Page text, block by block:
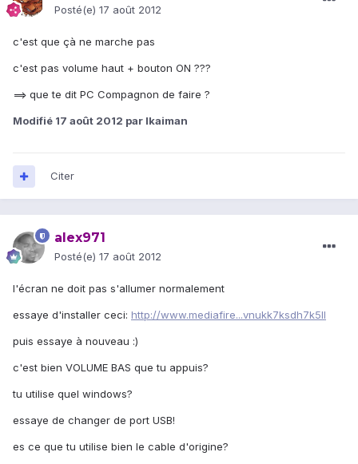
Posté(e) 17 août 2012
c'est que çà ne marche pas
c'est pas volume haut + bouton ON ???
==> que te dit PC Compagnon de faire ?
Modifié 17 août 2012 par lkaiman
Citer
alex971
Posté(e) 17 août 2012
l'écran ne doit pas s'allumer normalement
essaye d'installer ceci: http://www.mediafire...vnukk7ksdh7k5ll
puis essaye à nouveau :)
c'est bien VOLUME BAS que tu appuis?
tu utilise quel windows?
essaye de changer de port USB!
es ce que tu utilise bien le cable d'origine?